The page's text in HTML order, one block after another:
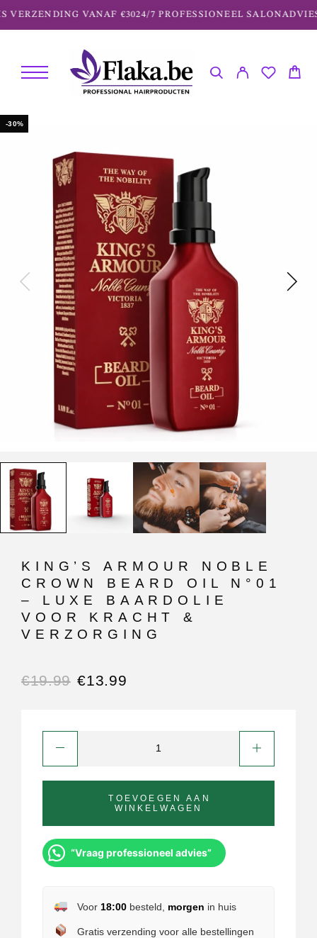
VANAF €3024/7 PROFESSIONEEL SALONADVIES
-30%
KING’S ARMOUR NOBLE
CROWN BEARD OIL N°01
– LUXE BAARDOLIE
VOOR KRACHT &
VERZORGING
€19.99 €13.99
TOEVOEGEN AAN
WINKELWAGEN
“Vraag professioneel advies”
Voor 18:00besteld, morgen in huis
Gratis verzending voor alle bestellingen